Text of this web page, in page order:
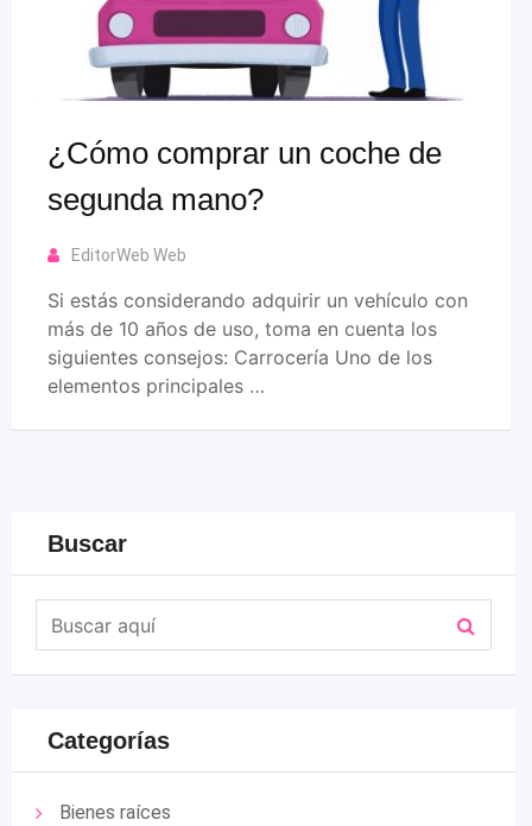
¿Cómo comprar un coche de
segunda mano?
EditorWeb Web
Si estás considerando adquirir un vehículo con
más de 10 años de uso, toma en cuenta los
siguientes consejos: Carrocería Uno de los
elementos principales …
Buscar
Categorías
Bienes raíces